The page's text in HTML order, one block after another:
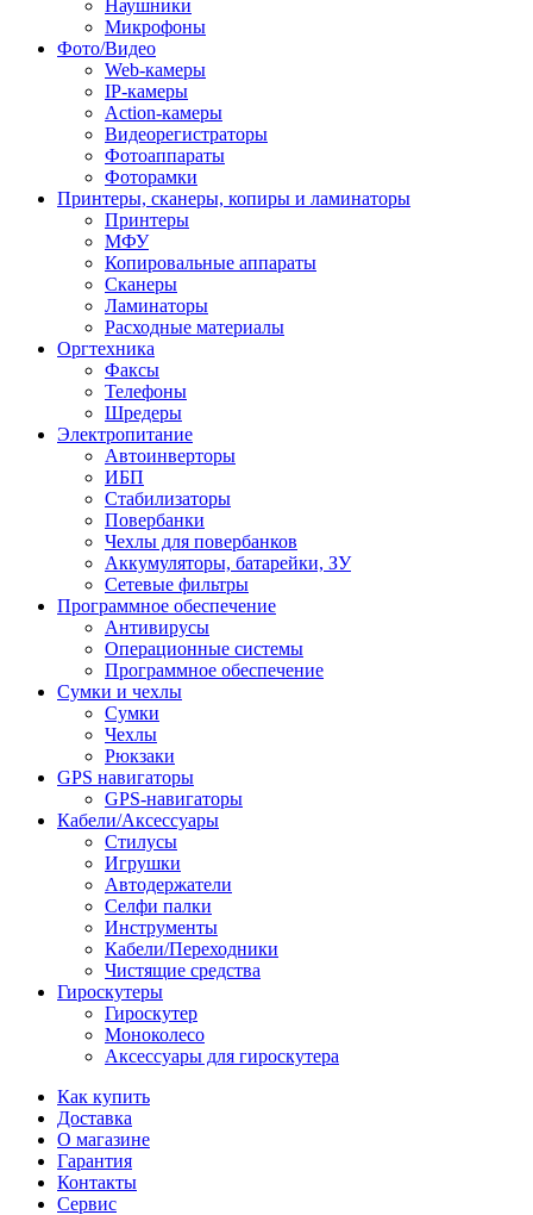
Наушники
Микрофоны
Фото/Видео
Web-камеры
IP-камеры
Action-камеры
Видеорегистраторы
Фотоаппараты
Фоторамки
Принтеры, сканеры, копиры и ламинаторы
Принтеры
МФУ
Копировальные аппараты
Сканеры
Ламинаторы
Расходные материалы
Оргтехника
Факсы
Телефоны
Шредеры
Электропитание
Автоинверторы
ИБП
Стабилизаторы
Повербанки
Чехлы для повербанков
Аккумуляторы, батарейки, ЗУ
Сетевые фильтры
Программное обеспечение
Антивирусы
Операционные системы
Программное обеспечение
Сумки и чехлы
Сумки
Чехлы
Рюкзаки
GPS навигаторы
GPS-навигаторы
Кабели/Аксессуары
Стилусы
Игрушки
Автодержатели
Селфи палки
Инструменты
Кабели/Переходники
Чистящие средства
Гироскутеры
Гироскутер
Моноколесо
Аксессуары для гироскутера
Как купить
Доставка
О магазине
Гарантия
Контакты
Сервис